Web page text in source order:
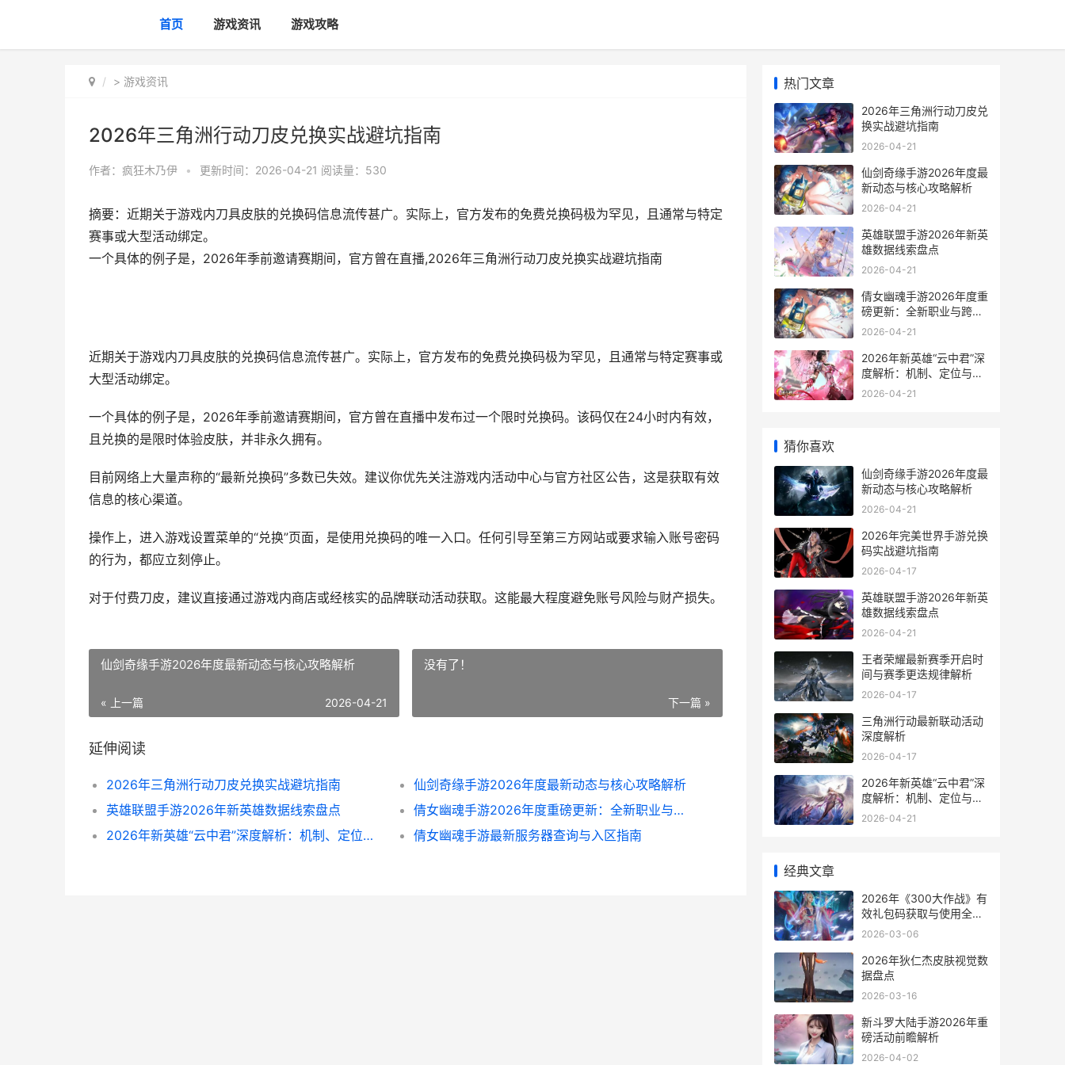
首页 游戏资讯 游戏攻略
> 游戏资讯
2026年三角洲行动刀皮兑换实战避坑指南
作者： 疯狂木乃伊 • 更新时间：2026-04-21 阅读量：530
摘要：近期关于游戏内刀具皮肤的兑换码信息流传甚广。实际上，官方发布的免费兑换码极为罕见，且通常与特定
赛事或大型活动绑定。
一个具体的例子是，2026年季前邀请赛期间，官方曾在直播,2026年三角洲行动刀皮兑换实战避坑指南
近期关于游戏内刀具皮肤的兑换码信息流传甚广。实际上，官方发布的免费兑换码极为罕见，且通常与特定赛事或
大型活动绑定。
一个具体的例子是，2026年季前邀请赛期间，官方曾在直播中发布过一个限时兑换码。该码仅在24小时内有效，
且兑换的是限时体验皮肤，并非永久拥有。
目前网络上大量声称的“最新兑换码”多数已失效。建议你优先关注游戏内活动中心与官方社区公告，这是获取有效
信息的核心渠道。
操作上，进入游戏设置菜单的“兑换”页面，是使用兑换码的唯一入口。任何引导至第三方网站或要求输入账号密码
的行为，都应立刻停止。
对于付费刀皮，建议直接通过游戏内商店或经核实的品牌联动活动获取。这能最大程度避免账号风险与财产损失。
仙剑奇缘手游2026年度最新动态与核心攻略解析
« 上一篇 2026-04-21
没有了！
下一篇 »
延伸阅读
2026年三角洲行动刀皮兑换实战避坑指南
仙剑奇缘手游2026年度最新动态与核心攻略解析
英雄联盟手游2026年新英雄数据线索盘点
倩女幽魂手游2026年度重磅更新：全新职业与跨服生态革新
2026年新英雄“云中君”深度解析：机制、定位与实战策略
倩女幽魂手游最新服务器查询与入区指南
热门文章
2026年三角洲行动刀皮兑
换实战避坑指南
2026-04-21
仙剑奇缘手游2026年度最
新动态与核心攻略解析
2026-04-21
英雄联盟手游2026年新英
雄数据线索盘点
2026-04-21
倩女幽魂手游2026年度重
磅更新：全新职业与跨服
生态革新
2026-04-21
2026年新英雄“云中君”深
度解析：机制、定位与实
战策略
2026-04-21
猜你喜欢
仙剑奇缘手游2026年度最
新动态与核心攻略解析
2026-04-21
2026年完美世界手游兑换
码实战避坑指南
2026-04-17
英雄联盟手游2026年新英
雄数据线索盘点
2026-04-21
王者荣耀最新赛季开启时
间与赛季更迭规律解析
2026-04-17
三角洲行动最新联动活动
深度解析
2026-04-17
2026年新英雄“云中君”深
度解析：机制、定位与实
战策略
2026-04-21
经典文章
2026年《300大作战》有
效礼包码获取与使用全指
南
2026-03-06
2026年狄仁杰皮肤视觉数
据盘点
2026-03-16
新斗罗大陆手游2026年重
磅活动前瞻解析
2026-04-02